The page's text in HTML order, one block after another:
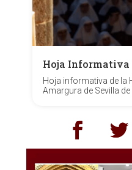
Hoja Informativa
Hoja informativa de la
Amargura de Sevilla de